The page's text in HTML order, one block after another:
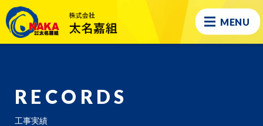
MENU
RECORDS
工事実績